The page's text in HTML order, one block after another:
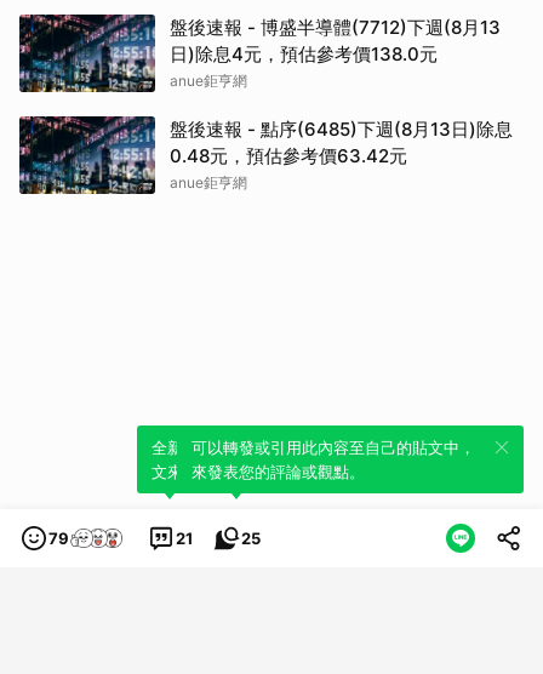
盤後速報 - 博盛半導體(7712)下週(8月13
日)除息4元，預估參考價138.0元
anue鉅亨網
盤後速報 - 點序(6485)下週(8月13日)除息
0.48元，預估參考價63.42元
anue鉅亨網
79 21
全新體驗！一鍵引用此內容，透過發布貼
文來輕鬆表達個人立場。
25
可以轉發或引用此內容至自己的貼文中，
來發表您的評論或觀點。